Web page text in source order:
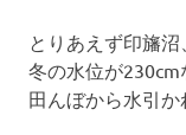
とりあえず印旛沼
冬の水位が230cm
田んぼから水引か